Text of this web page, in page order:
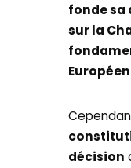
fonde sa
sur la
décision